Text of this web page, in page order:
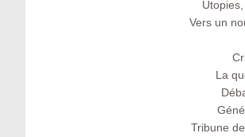
Vers un
La
Tribune